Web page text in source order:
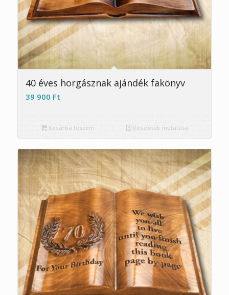
5.00
40 éves horgásznak ajándék fakönyv
39 900 Ft
Kosárba teszem Részletek mutatása